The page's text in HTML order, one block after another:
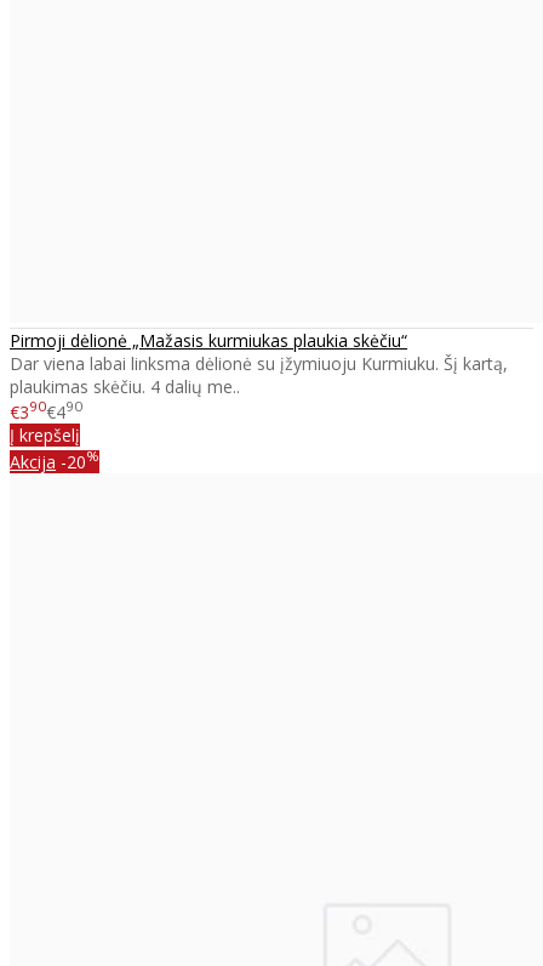
Pirmoji dėlionė „Mažasis kurmiukas plaukia skėčiu“
Dar viena labai linksma dėlionė su įžymiuoju Kurmiuku. Šį kartą,
plaukimas skėčiu. 4 dalių me..
€390€490
Į krepšelį
Akcija -20%